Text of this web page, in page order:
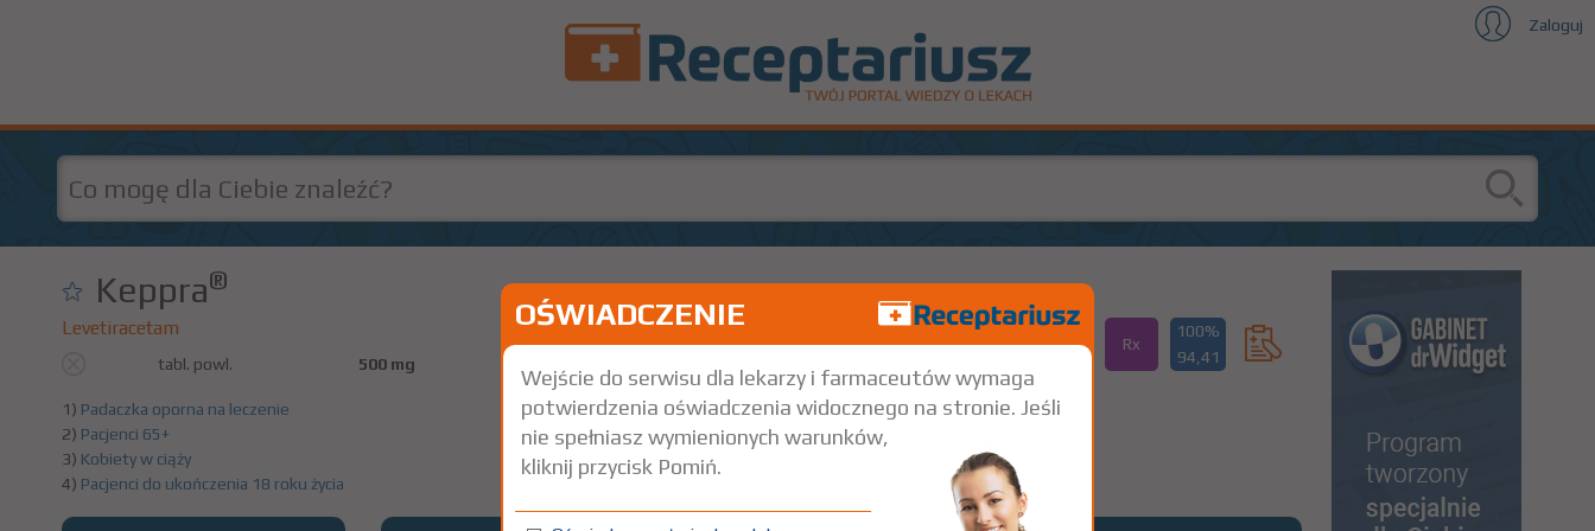
Zaloguj
Keppra®
Levetiracetam
tabl. powl. 500 mg
Rx
100%
94,41
1) Padaczka oporna na leczenie
2) Pacjenci 65+
3) Kobiety w ciąży
4) Pacjenci do ukończenia 18 roku życia
OŚWIADCZENIE
Wejście do serwisu dla lekarzy i farmaceutów wymaga
potwierdzenia oświadczenia widocznego na stronie. Jeśli
nie spełniasz wymienionych warunków,
kliknij przycisk Pomiń.